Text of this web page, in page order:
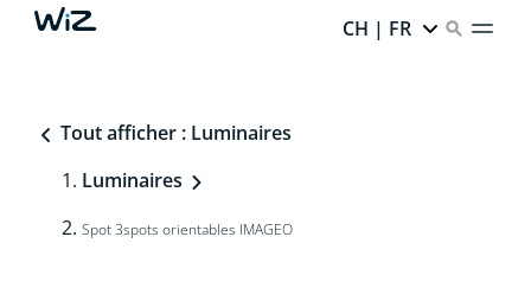
CH | FR
Tout afficher : Luminaires
Luminaires
Spot 3spots orientables IMAGEO